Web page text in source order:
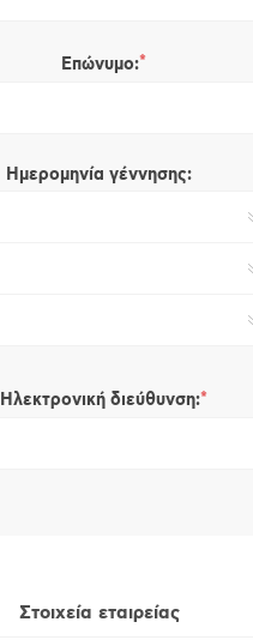
Επώνυμο:*
Ημερομηνία γέννησης:
Ηλεκτρονική διεύθυνση:*
Στοιχεία εταιρείας